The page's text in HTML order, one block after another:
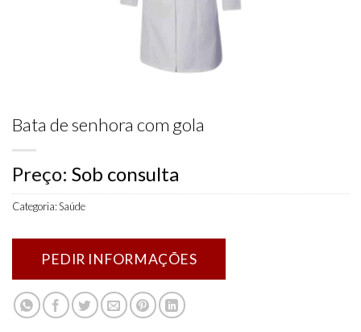
Bata de senhora com gola
Preço: Sob consulta
Categoria:Saúde